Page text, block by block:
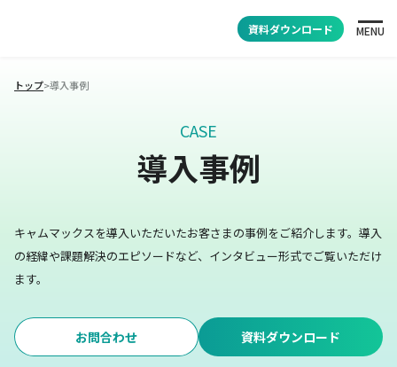
資料ダウンロード MENU
トップ>導入事例
CASE
導入事例
キャムマックスを導入いただいたお客さまの事例をご紹介します。 導入
の経緯や課題解決のエピソードなど、インタビュー形式でご覧いただけ
ます。
お問合わせ 資料ダウンロード